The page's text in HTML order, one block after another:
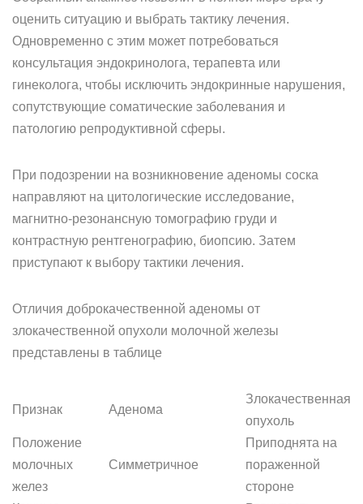
оценить ситуацию и выбрать тактику лечения.
Одновременно с этим может потребоваться
консультация эндокринолога, терапевта или
гинеколога, чтобы исключить эндокринные нарушения,
сопутствующие соматические заболевания и
патологию репродуктивной сферы.
При подозрении на возникновение аденомы соска
направляют на цитологические исследование,
магнитно-резонансную томографию груди и
контрастную рентгенографию, биопсию. Затем
приступают к выбору тактики лечения.
Отличия доброкачественной аденомы от
злокачественной опухоли молочной железы
представлены в таблице
Признак Аденома
Злокачественная
опухоль
Положение
молочных
желез
Симметричное
Приподнята на
пораженной
стороне